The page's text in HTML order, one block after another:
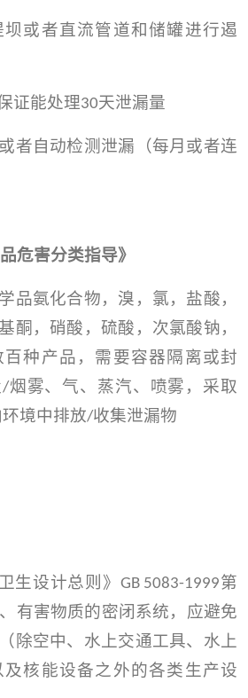
或者直流管道和储罐进行遏
证能处理30天泄漏量
者自动检测泄漏（每月或者连
品危害分类指导》
品氨化合物，溴，氯，盐酸，
酮，硝酸，硫酸，次氯酸钠，
种产品，需要容器隔离或封
/烟雾、气、蒸汽、喷雾，采取
境中排放/收集泄漏物
生设计总则》 GB 5083-1999第
有害物质的密闭系统，应避免
除空中、水上交通工具、水上
核能设备之外的各类生产设